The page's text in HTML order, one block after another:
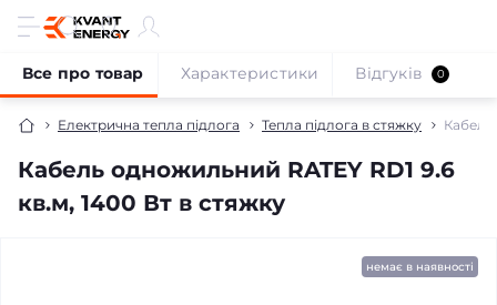
Електрична тепла підлога Тепла підлога в стяжку Кабель
Кабель одножильний RATEY RD1 9.6
кв.м, 1400 Вт в стяжку
Все про товар Характеристики Відгуків 0
немає в наявності